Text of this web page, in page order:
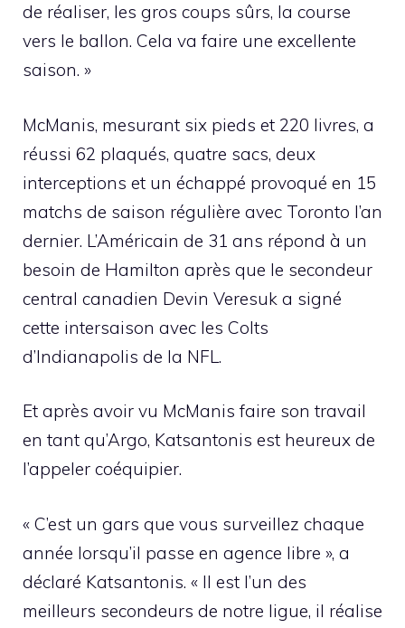
de réaliser, les gros coups sûrs, la course
vers le ballon. Cela va faire une excellente
saison. »
McManis, mesurant six pieds et 220 livres, a
réussi 62 plaqués, quatre sacs, deux
interceptions et un échappé provoqué en 15
matchs de saison régulière avec Toronto l’an
dernier. L’Américain de 31 ans répond à un
besoin de Hamilton après que le secondeur
central canadien Devin Veresuk a signé
cette intersaison avec les Colts
d’Indianapolis de la NFL.
Et après avoir vu McManis faire son travail
en tant qu’Argo, Katsantonis est heureux de
l’appeler coéquipier.
« C’est un gars que vous surveillez chaque
année lorsqu’il passe en agence libre », a
déclaré Katsantonis. « Il est l’un des
meilleurs secondeurs de notre ligue, il réalise